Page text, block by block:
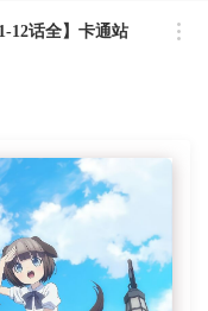
12话全】卡通站